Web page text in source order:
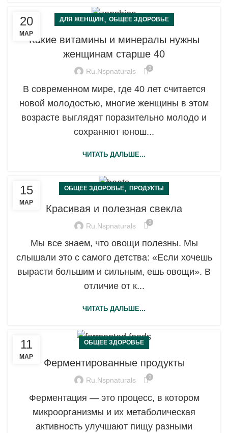
20
МАР
ДЛЯ ЖЕНЩИН , ОБЩЕЕ ЗДОРОВЬЕ
Какие витамины и минералы нужны
женщинам старше 40
Ru.nspnaturals 0
В современном мире, где 40 лет считается
новой молодостью, многие женщины в этом
возрасте выглядят поразительно молодо и
сохраняют юнош...
ЧИТАТЬ ДАЛЬШЕ...
15
МАР
ОБЩЕЕ ЗДОРОВЬЕ, ПРОДУКТЫ
Красивая и полезная свекла
Ru.nspnaturals 0
Мы все знаем, что овощи полезны. Мы
слышали это с самого детства: «Если хочешь
вырасти большим и сильным, ешь овощи». В
отличие от к...
ЧИТАТЬ ДАЛЬШЕ...
11
МАР
ОБЩЕЕ ЗДОРОВЬЕ
Ферментированные продукты
Ru.nspnaturals 0
Ферментация — это процесс, в котором
микроорганизмы и их метаболическая
активность улучшают пищу разными